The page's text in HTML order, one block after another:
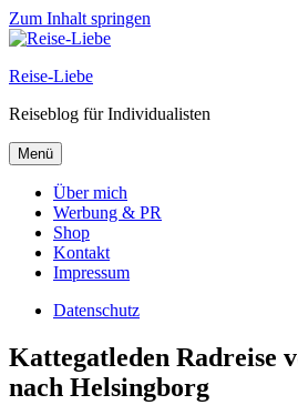
Zum Inhalt springen
Reise-Liebe
Reiseblog für Individualisten
Menü
Über mich
Werbung & PR
Shop
Kontakt
Impressum
Datenschutz
Kattegatleden Radreise
nach Helsingborg